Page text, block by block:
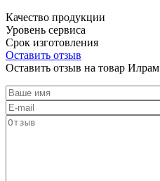
Качество продукции
Уровень сервиса
Срок изготовления
Оставить отзыв
Оставить отзыв на товар Илрам